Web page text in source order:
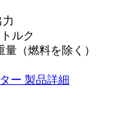
ルク
量（燃料を除く）
ー 製品詳細